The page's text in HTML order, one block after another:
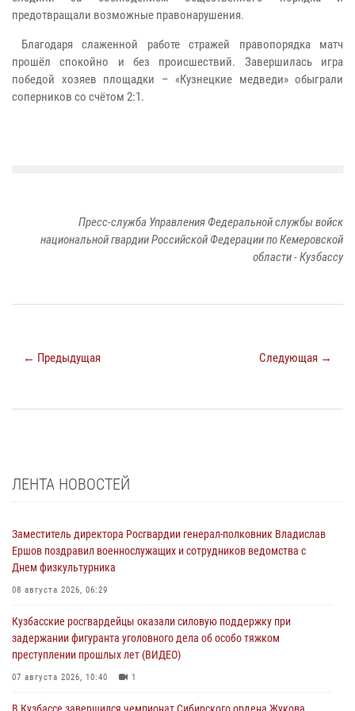
предотвращали возможные правонарушения.
Благодаря слаженной работе стражей правопорядка матч
прошёл спокойно и без происшествий. Завершилась игра
победой хозяев площадки – «Кузнецкие медведи» обыграли
соперников со счётом 2:1.
Пресс-служба Управления Федеральной службы войск
национальной гвардии Российской Федерации по Кемеровской
области - Кузбассу
← Предыдущая Следующая →
ЛЕНТА НОВОСТЕЙ
Заместитель директора Росгвардии генерал-полковник Владислав
Ершов поздравил военнослужащих и сотрудников ведомства с
Днем физкультурника
08 августа 2026, 06:29
Кузбасские росгвардейцы оказали силовую поддержку при
задержании фигуранта уголовного дела об особо тяжком
преступлении прошлых лет (ВИДЕО)
07 августа 2026, 10:40 1
В Кузбассе завершился чемпионат Сибирского ордена Жукова